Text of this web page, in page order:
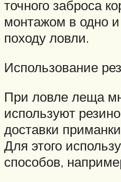
точного заброса
монтажом в одно
походу ловли.
Использование
При ловле леща
используют
доставки
Для этого
способов,